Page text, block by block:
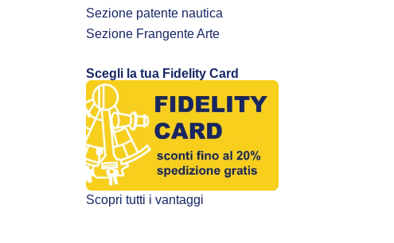
Sezione patente nautica
Sezione Frangente Arte
Scegli la tua Fidelity Card
Scopri tutti i vantaggi